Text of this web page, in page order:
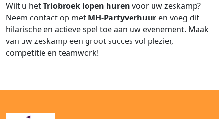
Wilt u hetTriobroek lopen huren voor uw zeskamp?
Neem contact op met MH-Partyverhuur en voeg dit
hilarische en actieve spel toe aan uw evenement. Maak
van uw zeskamp een groot succes vol plezier,
competitie en teamwork!